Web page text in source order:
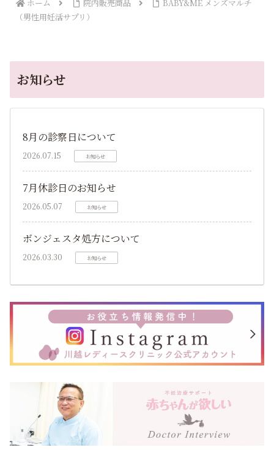
ホーム 院内販売商品
BABY&ME メンズマルチ
（男性用妊活サプリ）
お知らせ
8月の診察日について
2026.07.15 お知らせ
7月休診日のお知らせ
2026.05.07 お知らせ
ボンジェスタ処方について
2026.03.30 お知らせ